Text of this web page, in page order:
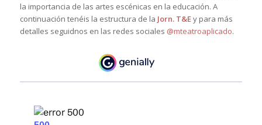
la importancia de las artes escénicas en la educación. A
continuación tenéis la estructura de la Jorn. T&Ey para más
detalles seguidnos en las redes sociales @mteatroaplicado.